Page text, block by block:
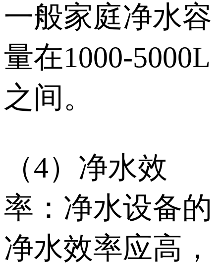
一般家庭净水容
量在1000-5000L
之间。
（4）净水效
率：净水设备的
净水效率应高，